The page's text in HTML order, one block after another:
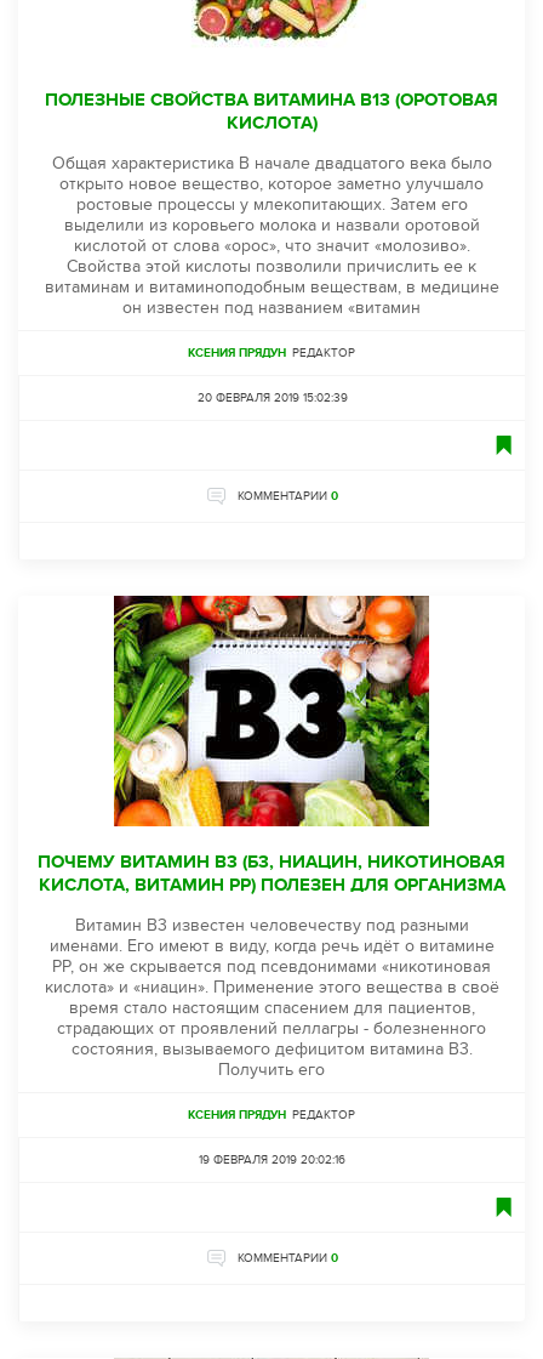
ПОЛЕЗНЫЕ СВОЙСТВА ВИТАМИНА B13 (ОРОТОВАЯ
КИСЛОТА)
Общая характеристика В начале двадцатого века было
открыто новое вещество, которое заметно улучшало
ростовые процессы у млекопитающих. Затем его
выделили из коровьего молока и назвали оротовой
кислотой от слова «орос», что значит «молозиво».
Свойства этой кислоты позволили причислить ее к
витаминам и витаминоподобным веществам, в медицине
он известен под названием «витамин
КСЕНИЯ ПРЯДУН РЕДАКТОР
20 ФЕВРАЛЯ 2019 15:02:39
КОММЕНТАРИИ 0
ПОЧЕМУ ВИТАМИН В3 (Б3, НИАЦИН, НИКОТИНОВАЯ
КИСЛОТА, ВИТАМИН PP) ПОЛЕЗЕН ДЛЯ ОРГАНИЗМА
Витамин В3 известен человечеству под разными
именами. Его имеют в виду, когда речь идёт о витамине
РР, он же скрывается под псевдонимами «никотиновая
кислота» и «ниацин». Применение этого вещества в своё
время стало настоящим спасением для пациентов,
страдающих от проявлений пеллагры - болезненного
состояния, вызываемого дефицитом витамина В3.
Получить его
КСЕНИЯ ПРЯДУН РЕДАКТОР
19 ФЕВРАЛЯ 2019 20:02:16
КОММЕНТАРИИ 0